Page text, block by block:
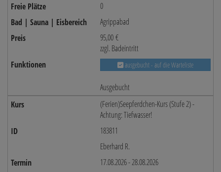
0
Agrippabad
95,00 €
zzgl. Badeintritt
ausgebucht - auf die Warteliste
Ausgebucht
(Ferien)Seepferdchen-Kurs (Stufe 2) -
Achtung: Tiefwasser!
183811
Eberhard R.
17.08.2026 - 28.08.2026